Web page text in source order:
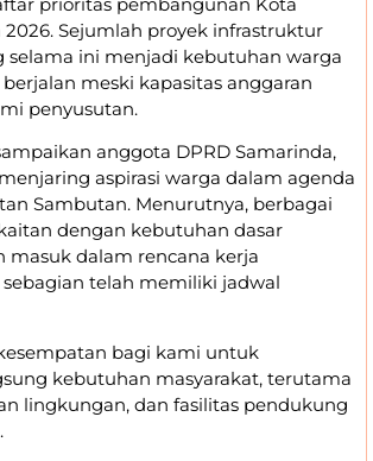
Sejumlah proyek infrastruktur
selama ini menjadi kebutuhan warga
meski kapasitas anggaran
penyusutan.
anggota DPRD Samarinda,
aspirasi warga dalam agenda
Sambutan. Menurutnya, berbagai
dengan kebutuhan dasar
masuk dalam rencana kerja
telah memiliki jadwal
bagi kami untuk
kebutuhan masyarakat, terutama
lingkungan, dan fasilitas pendukung